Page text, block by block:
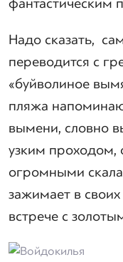
Надо сказать,
переводится с
«буйволиное
пляжа
вымени, словно
узким
огромными
зажимает в
встрече с